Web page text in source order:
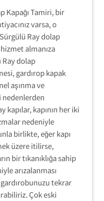
Kapağı Tamiri, bir
varsa, o
Ray dolap
almanıza
Ray dolap
gardırop kapak
aşınma ve
nedenlerden
kapılar, kapının her iki
nedeniyle
birlikte, eğer kapı
üzere itilirse,
bir tıkanıklığa sahip
arızalanması
tekrar
Çok eski